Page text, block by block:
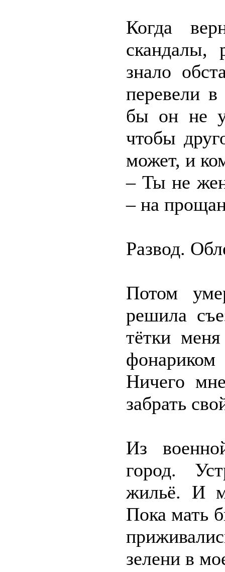
Когда
скандалы,
знало
перевели
бы он не
чтобы
может, и
– Ты не
– на
Развод.
Потом
решила
тётки
Ничего
забрать
Из
город.
жильё. И
Пока мать
зелени в